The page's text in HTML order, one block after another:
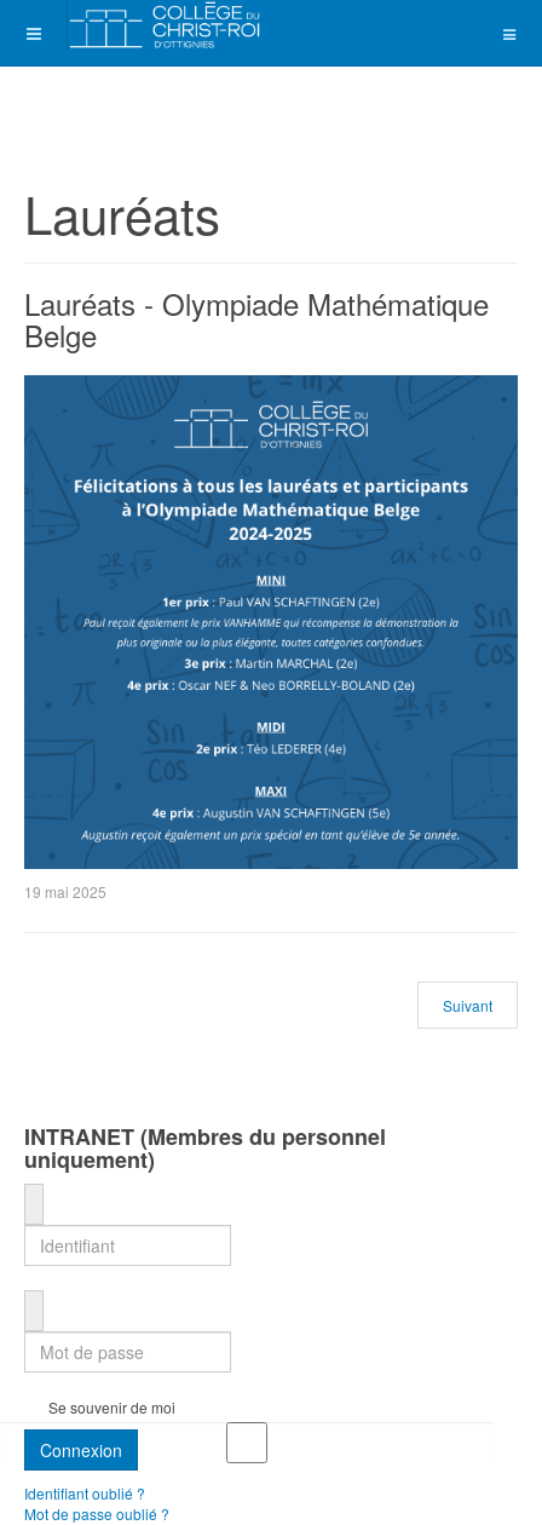
Lauréats
Lauréats - Olympiade Mathématique
Belge
19 mai 2025
Suivant
INTRANET (Membres du personnel
uniquement)
Se souvenir de moi
Connexion
Identifiant oublié ?
Mot de passe oublié ?